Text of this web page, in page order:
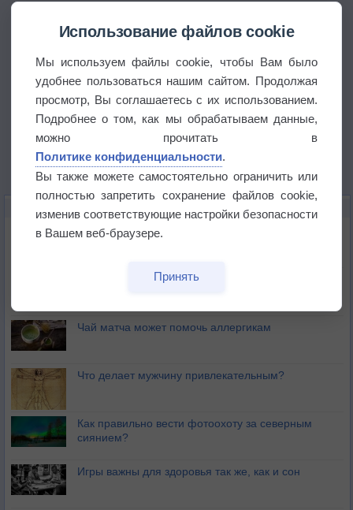
Почему северный загар цветом отличается от
Букет сирени вреден для здоровья
Чай матча может помочь аллергикам
Что делает мужчину привлекательным?
Как правильно вести фотоохоту за северным
сиянием?
Игры важны для здоровья так же, как и сон
Использование файлов cookie
Мы используем файлы cookie, чтобы Вам было
удобнее пользоваться нашим сайтом. Продолжая
просмотр, Вы соглашаетесь с их использованием.
Подробнее о том, как мы обрабатываем данные,
можно прочитать в
Политике конфиденциальности.
Вы также можете самостоятельно ограничить или
полностью запретить сохранение файлов cookie,
изменив соответствующие настройки безопасности
в Вашем веб-браузере.
Принять